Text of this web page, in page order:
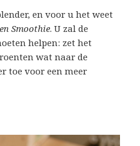
en voor u het weet
Smoothie. U zal de
helpen: zet het
wat naar de
toe voor een meer